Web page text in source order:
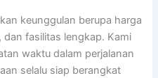
keunggulan berupa harga
fasilitas lengkap. Kami
waktu dalam perjalanan
selalu siap berangkat